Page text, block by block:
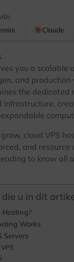
Claude
you a
and production
the
infrastructure,
, cloud VPS
, and resource
to know all
u in dit
Hosting?
Works
Servers